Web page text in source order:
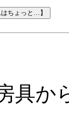
具か